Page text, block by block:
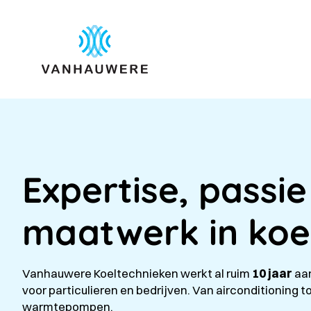
Expertise,
maatwerk in
Vanhauwere Koeltechnieken werkt al ruim 10 jaar
voor particulieren en bedrijven. Van airconditioning
warmtepompen.